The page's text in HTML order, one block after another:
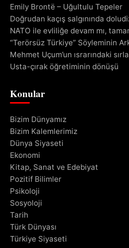
Emily Brontë – Uğultulu Tepeler
Doğrudan kaçış salgınında
NATO ile evliliğe devam mı,
“Terörsüz Türkiye” Söyleminin
Mehmet Uçum’un ısrarındaki
Usta-çırak öğretiminin dönüşü
Konular
Bizim Dünyamız
Bizim Kalemlerimiz
Dünya Siyaseti
Ekonomi
Kitap, Sanat ve Edebiyat
Pozitif Bilimler
Psikoloji
Sosyoloji
Tarih
Türk Dünyası
Türkiye Siyaseti